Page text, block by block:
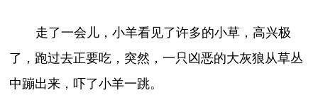
走了一会儿，小羊看见了许多的小草，高兴极
了，跑过去正要吃，突然，一只凶恶的大灰狼从草丛
中蹦出来，吓了小羊一跳。